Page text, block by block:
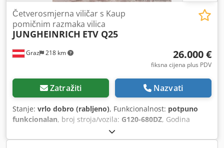
Graz 218 km
Četverosmjerna viličar s Kaup
pomičnim razmaka vilica
JUNGHEINRICH ETV Q25
26.000 €
fiksna cijena plus PDV
Zatražiti Nazvati
Stanje: vrlo dobro (rabljeno), Funkcionalnost: potpuno
funkcionalan, broj stroja/vozila: G120-680DZ, Godina
, radni sati:785 h
visina podizanja:6.800 mm, slobodno dizanje:2.000 mm,